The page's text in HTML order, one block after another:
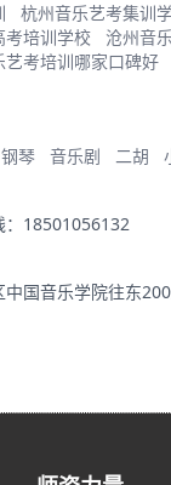
杭州音乐艺考集训
考培训学校
沧州音
艺考培训哪家口碑好
钢琴 音乐剧 二胡
：18501056132
国音乐学院往东